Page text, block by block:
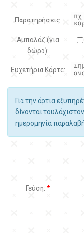
Παρατηρήσεις:
Αμπαλάζ (για
δώρο):
Ευχετήρια Κάρτα:
Για την άρτια
δίνονται
ημερομηνία
Γεύση: *